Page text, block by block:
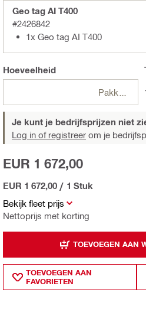
Geo tag AI T400
#2426842
1x Geo tag AI T400
Hoeveelheid
Pakketten
Je kunt je bedrijfsprijzen niet
Log in of registreer om je
Bekijk fleet prijs
Nettoprijs met korting
EUR 1 672,00
EUR 1 672,00 / 1 Stuk
TOEVOEGEN AAN
TOEVOEGEN AAN
FAVORIETEN